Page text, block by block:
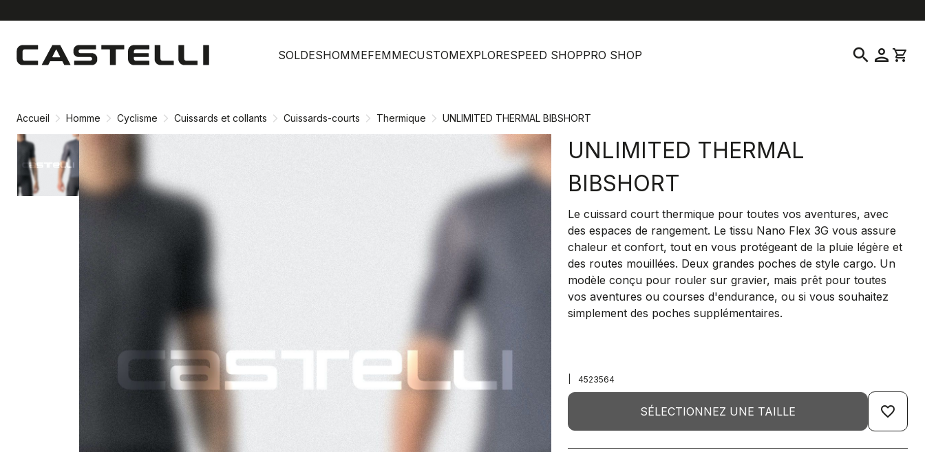
contenu
SOLDESHOMMEFEMMECUSTOMEXPLORESPEED SHOPPRO SHOP search person shopping_cart
Accueil Homme Cyclisme Cuissards et collants Cuissards-courts Thermique UNLIMITED THERMAL BIBSHORT
UNLIMITED THERMAL
BIBSHORT
Le cuissard court thermique pour toutes vos aventures, avec
des espaces de rangement. Le tissu Nano Flex 3G vous assure
chaleur et confort, tout en vous protégeant de la pluie légère et
des routes mouillées. Deux grandes poches de style cargo. Un
modèle conçu pour rouler sur gravier, mais prêt pour toutes
vos aventures ou courses d'endurance, ou si vous souhaitez
simplement des poches supplémentaires.
4523564
SÉLECTIONNEZ UNE TAILLE favorite_border